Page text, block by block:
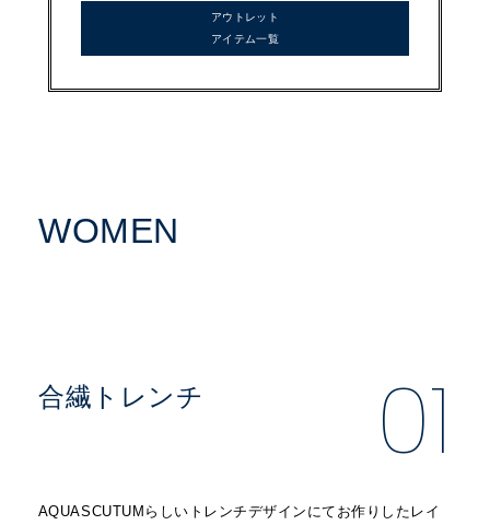
アウトレット
アイテム一覧
WOMEN
合繊トレンチ 01
AQUASCUTUMらしいトレンチデザインにてお作りしたレイ